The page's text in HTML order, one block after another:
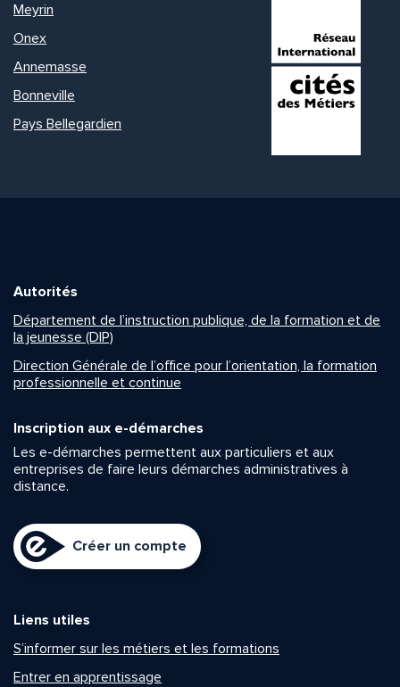
Meyrin
Onex
Annemasse
Bonneville
Pays Bellegardien
Autorités
Département de l’instruction publique, de la formation et de
la jeunesse (DIP)
Direction Générale de l’office pour l’orientation, la formation
professionnelle et continue
Inscription aux e-démarches
Les e-démarches permettent aux particuliers et aux
entreprises de faire leurs démarches administratives à
distance.
Créer un compte
Liens utiles
S’informer sur les métiers et les formations
Entrer en apprentissage